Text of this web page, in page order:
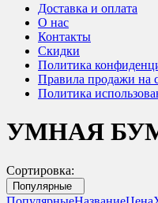
Доставка и оплата
О нас
Контакты
Скидки
Политика
Правила продажи на
Политика
УМНАЯ
Сортировка:
Популярные